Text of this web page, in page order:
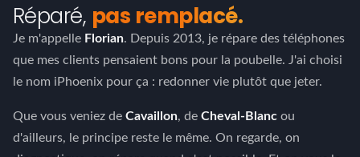
Réparé, pas remplacé.
Je m'appelle Florian. Depuis 2013, je répare des téléphones
que mes clients pensaient bons pour la poubelle. J'ai choisi
le nom iPhoenix pour ça : redonner vie plutôt que jeter.
Que vous veniez de Cavaillon, de Cheval-Blanc ou
d'ailleurs, le principe reste le même. On regarde, on